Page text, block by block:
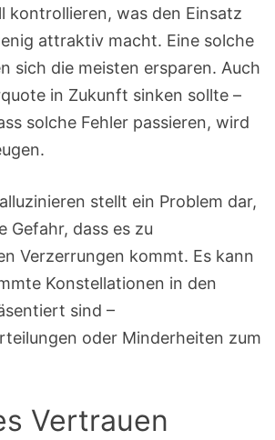
kontrollieren, was den Einsatz
attraktiv macht. Eine solche
sich die meisten ersparen. Auch
in Zukunft sinken sollte –
solche Fehler passieren, wird
stellt ein Problem dar,
Gefahr, dass es zu
Verzerrungen kommt. Es kann
Konstellationen in den
sind –
oder Minderheiten zum
Vertrauen